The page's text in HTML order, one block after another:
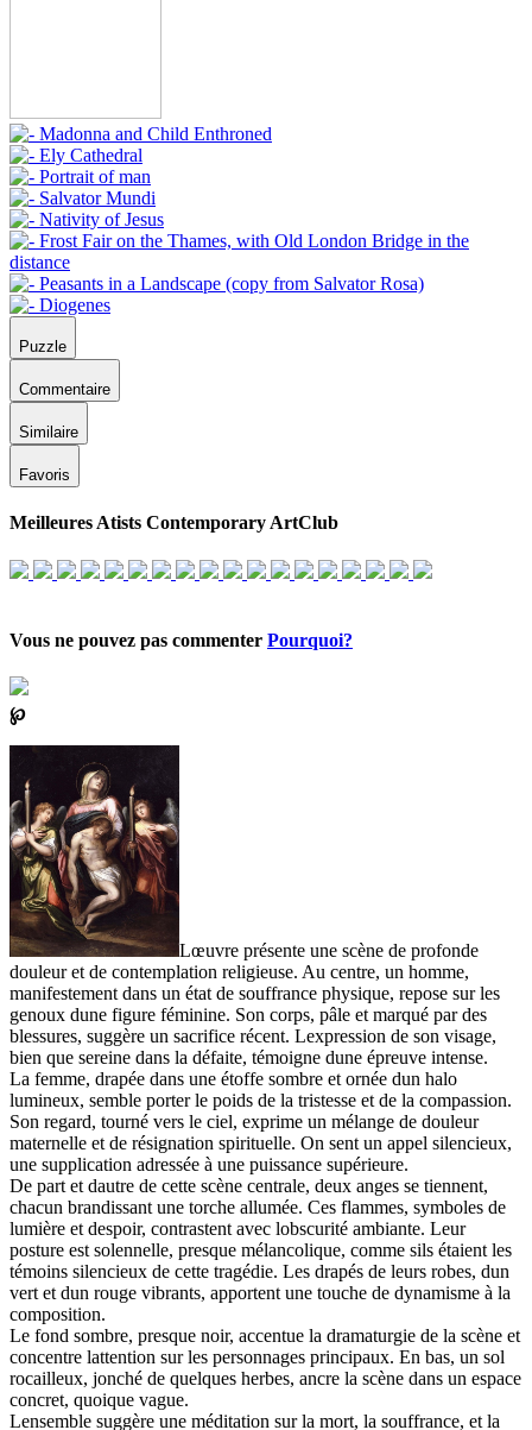
Puzzle
Commentaire
Similaire
Favoris
Meilleures Atists Contemporary ArtClub
Vous ne pouvez pas commenter Pourquoi?
℘
Lœuvre présente une scène de profonde
douleur et de contemplation religieuse. Au centre, un homme,
manifestement dans un état de souffrance physique, repose sur les
genoux dune figure féminine. Son corps, pâle et marqué par des
blessures, suggère un sacrifice récent. Lexpression de son visage,
bien que sereine dans la défaite, témoigne dune épreuve intense.
La femme, drapée dans une étoffe sombre et ornée dun halo
lumineux, semble porter le poids de la tristesse et de la compassion.
Son regard, tourné vers le ciel, exprime un mélange de douleur
maternelle et de résignation spirituelle. On sent un appel silencieux,
une supplication adressée à une puissance supérieure.
De part et dautre de cette scène centrale, deux anges se tiennent,
chacun brandissant une torche allumée. Ces flammes, symboles de
lumière et despoir, contrastent avec lobscurité ambiante. Leur
posture est solennelle, presque mélancolique, comme sils étaient les
témoins silencieux de cette tragédie. Les drapés de leurs robes, dun
vert et dun rouge vibrants, apportent une touche de dynamisme à la
composition.
Le fond sombre, presque noir, accentue la dramaturgie de la scène et
concentre lattention sur les personnages principaux. En bas, un sol
rocailleux, jonché de quelques herbes, ancre la scène dans un espace
concret, quoique vague.
Lensemble suggère une méditation sur la mort, la souffrance, et la